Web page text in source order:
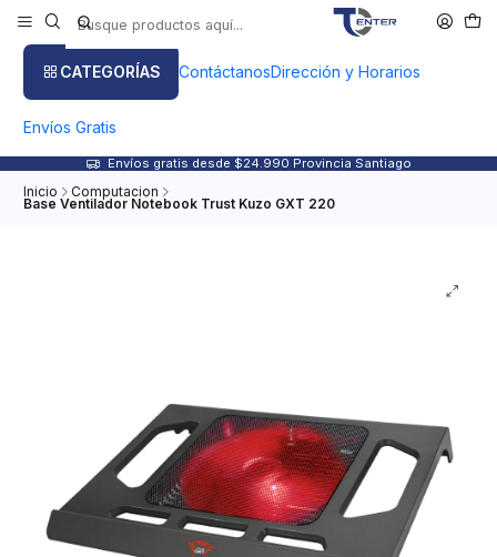
CATEGORÍAS ContáctanosDirección y Horarios
Envíos Gratis
Envíos gratis desde $24.990 Provincia Santiago
Inicio Computacion
Base Ventilador Notebook Trust Kuzo GXT 220